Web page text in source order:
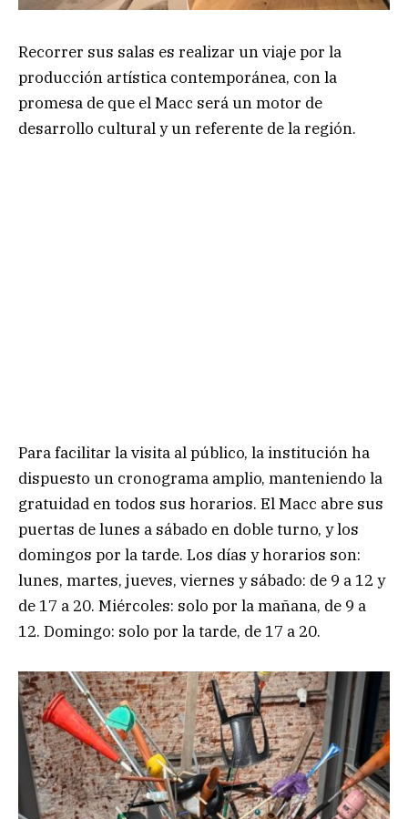
Recorrer sus salas es realizar un viaje por la
producción artística contemporánea, con la
promesa de que el Macc será un motor de
desarrollo cultural y un referente de la región.
Para facilitar la visita al público, la institución ha
dispuesto un cronograma amplio, manteniendo la
gratuidad en todos sus horarios. El Macc abre sus
puertas de lunes a sábado en doble turno, y los
domingos por la tarde. Los días y horarios son:
lunes, martes, jueves, viernes y sábado: de 9 a 12 y
de 17 a 20. Miércoles: solo por la mañana, de 9 a
12. Domingo: solo por la tarde, de 17 a 20.